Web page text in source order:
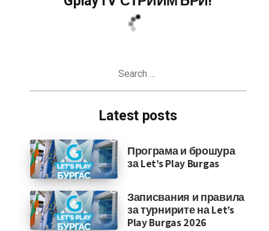
Latest posts
Програма и брошура
за Let’s Play Burgas
Записвания и правила
за турнирите на Let’s
Play Burgas 2026